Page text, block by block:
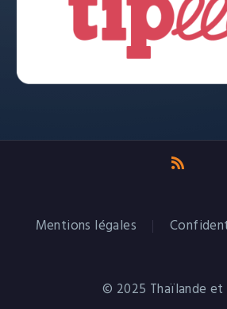
Mentions légales
© 2025 Thaïlande et